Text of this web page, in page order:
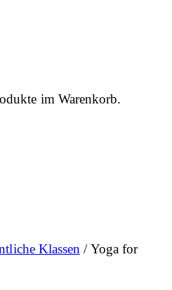
im Warenkorb.
Klassen/ Yoga for